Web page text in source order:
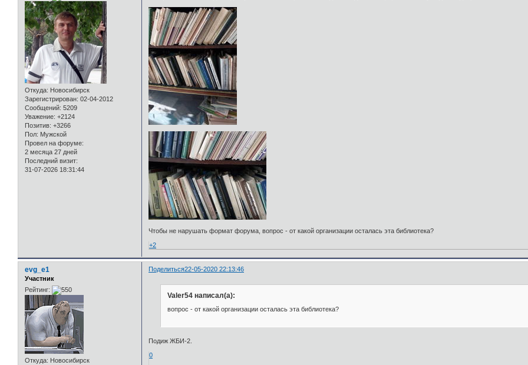
Откуда: Новосибирск
Зарегистрирован: 02-04-2012
Сообщений: 5209
Уважение: +2124
Позитив: +3266
Пол: Мужской
Провел на форуме:
2 месяца 27 дней
Последний визит:
31-07-2026 18:31:44
Чтобы не нарушать формат форума, вопрос - от какой организации осталась эта библиотека?
+2
Поделиться22-05-2020 22:13:46
evg_e1
Участник
Рейтинг:
Откуда: Новосибирск
Valer54 написал(а):
вопрос - от какой организации осталась эта библиотека?
Подиж ЖБИ-2.
0